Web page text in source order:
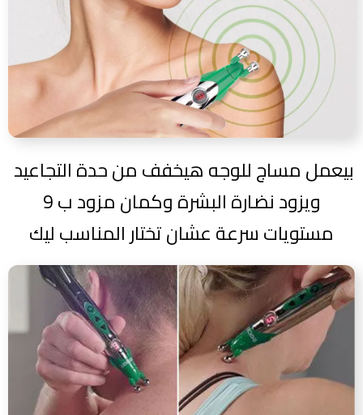
ويزود نضارة البشرة وكمان مزود ب 9
مستويات سرعة عشان تختار المناسب ليك